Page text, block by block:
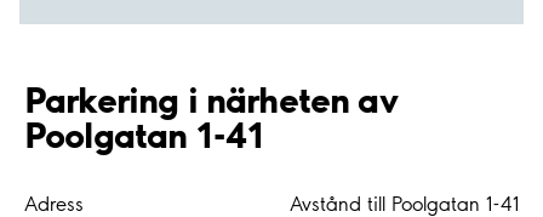
Parkering i närheten av
Poolgatan 1-41
Adress Avstånd till Poolgatan 1-41